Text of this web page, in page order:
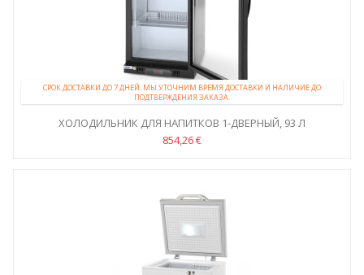
СРОК ДОСТАВКИ ДО 7 ДНЕЙ. МЫ УТОЧНИМ ВРЕМЯ ДОСТАВКИ И НАЛИЧИЕ ДО
ПОДТВЕРЖДЕНИЯ ЗАКАЗА.
ХОЛОДИЛЬНИК ДЛЯ НАПИТКОВ 1-ДВЕРНЫЙ, 93 Л
854,26 €